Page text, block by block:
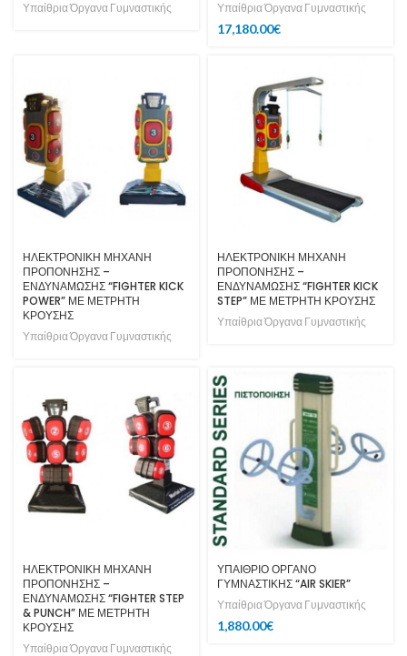
Υπαίθρια Όργανα Γυμναστικής Υπαίθρια Όργανα Γυμναστικής
17,180.00€
ΗΛΕΚΤΡΟΝΙΚΗ ΜΗΧΑΝΗ
ΠΡΟΠΟΝΗΣΗΣ –
ΕΝΔΥΝΑΜΩΣΗΣ “FIGHTER KICK
POWER” ΜΕ ΜΕΤΡΗΤΗ
ΚΡΟΥΣΗΣ
Υπαίθρια Όργανα Γυμναστικής
ΗΛΕΚΤΡΟΝΙΚΗ ΜΗΧΑΝΗ
ΠΡΟΠΟΝΗΣΗΣ –
ΕΝΔΥΝΑΜΩΣΗΣ “FIGHTER KICK
STEP” ΜΕ ΜΕΤΡΗΤΗ ΚΡΟΥΣΗΣ
Υπαίθρια Όργανα Γυμναστικής
ΗΛΕΚΤΡΟΝΙΚΗ ΜΗΧΑΝΗ
ΠΡΟΠΟΝΗΣΗΣ –
ΕΝΔΥΝΑΜΩΣΗΣ “FIGHTER STEP
& PUNCH” ΜΕ ΜΕΤΡΗΤΗ
ΚΡΟΥΣΗΣ
Υπαίθρια Όργανα Γυμναστικής
ΥΠΑΙΘΡΙΟ ΟΡΓΑΝΟ
ΓΥΜΝΑΣΤΙΚΗΣ “AIR SKIER”
Υπαίθρια Όργανα Γυμναστικής
1,880.00€